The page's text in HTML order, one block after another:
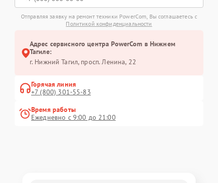
Отправляя заявку на ремонт техники PowerCom, Вы соглашаетесь с
Политикой конфиденциальности
Адрес сервисного центра PowerCom в Нижнем
Тагиле:
г. Нижний Тагил, просп. Ленина, 22
Горячая линия
+7 (800) 301-55-83
Время работы
Ежедневно с 9:00 до 21:00